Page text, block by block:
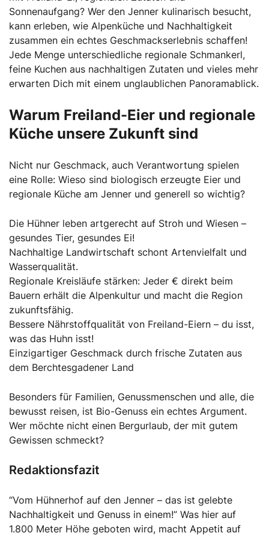
Sonnenaufgang? Wer den Jenner kulinarisch besucht,
kann erleben, wie Alpenküche und Nachhaltigkeit
zusammen ein echtes Geschmackserlebnis schaffen!
Jede Menge unterschiedliche regionale Schmankerl,
feine Kuchen aus nachhaltigen Zutaten und vieles mehr
erwarten Dich mit einem unglaublichen Panoramablick.
Warum Freiland-Eier und regionale
Küche unsere Zukunft sind
Nicht nur Geschmack, auch Verantwortung spielen
eine Rolle: Wieso sind biologisch erzeugte Eier und
regionale Küche am Jenner und generell so wichtig?
Die Hühner leben artgerecht auf Stroh und Wiesen –
gesundes Tier, gesundes Ei!
Nachhaltige Landwirtschaft schont Artenvielfalt und
Wasserqualität.
Regionale Kreisläufe stärken: Jeder € direkt beim
Bauern erhält die Alpenkultur und macht die Region
zukunftsfähig.
Bessere Nährstoffqualität von Freiland-Eiern – du isst,
was das Huhn isst!
Einzigartiger Geschmack durch frische Zutaten aus
dem Berchtesgadener Land
Besonders für Familien, Genussmenschen und alle, die
bewusst reisen, ist Bio-Genuss ein echtes Argument.
Wer möchte nicht einen Bergurlaub, der mit gutem
Gewissen schmeckt?
Redaktionsfazit
“Vom Hühnerhof auf den Jenner – das ist gelebte
Nachhaltigkeit und Genuss in einem!” Was hier auf
1.800 Meter Höhe geboten wird, macht Appetit auf